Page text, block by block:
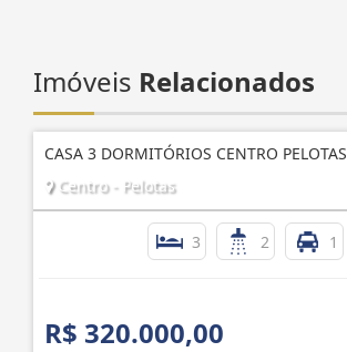
Imóveis Relacionados
CASA 3 DORMITÓRIOS CENTRO PELOTAS
Centro - Pelotas
3 2 1
R$ 320.000,00